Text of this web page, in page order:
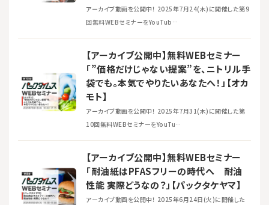
アーカイブ動画を公開中！ 2025年7月24(木)に開催した第9
回無料WEBセミナーをYouTub…
【アーカイブ公開中】無料WEBセミナー
「”価格だけじゃない提案”を、ニトリル手
袋でも。本気でやりたいあなたへ！」【オカ
モト】
アーカイブ動画を公開中！ 2025年7月31(木)に開催した第
10回無料WEBセミナーをYouTu…
【アーカイブ公開中】無料WEBセミナー
「耐油紙はPFASフリーの時代へ 耐油
性能 実際どうなの？」【パックタケヤマ】
アーカイブ動画を公開中！ 2025年6月24日(火)に開催した